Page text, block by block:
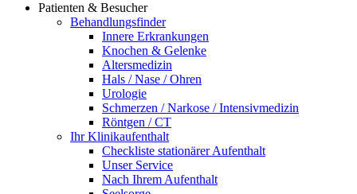
Patienten & Besucher
Behandlungsfinder
Innere Erkrankungen
Knochen & Gelenke
Altersmedizin
Hals / Nase / Ohren
Urologie
Schmerzen / Narkose / Intensivmedizin
Röntgen / CT
Ihr Klinikaufenthalt
Checkliste stationärer Aufenthalt
Unser Service
Nach Ihrem Aufenthalt